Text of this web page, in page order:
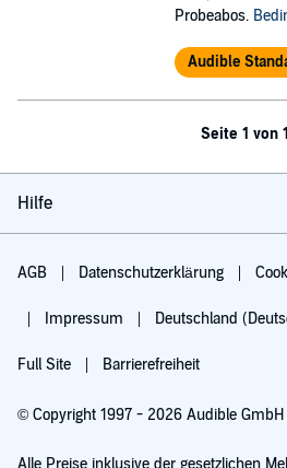
Probeabos.
Audible
Seite 1 von 1
Hilfe
AGB Datenschutzerklärung
Impressum Deutschland
Full Site Barrierefreiheit
© Copyright 1997 - 2026 Audible GmbH
Alle Preise inklusive der gesetzlichen